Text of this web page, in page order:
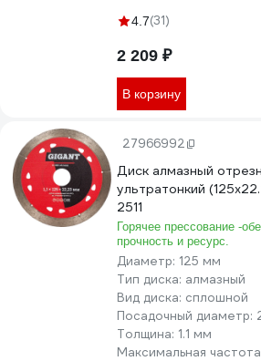
4.7(31)
2 209 ₽
В корзину
27966992
Диск алмазный
ультратонкий
2511
Горячее прессование -
прочность и ресурс.
Диаметр: 125 мм
Тип диска: алмазный
Вид диска: сплошной
Посадочный диаметр:
Толщина: 1.1 мм
Максимальная